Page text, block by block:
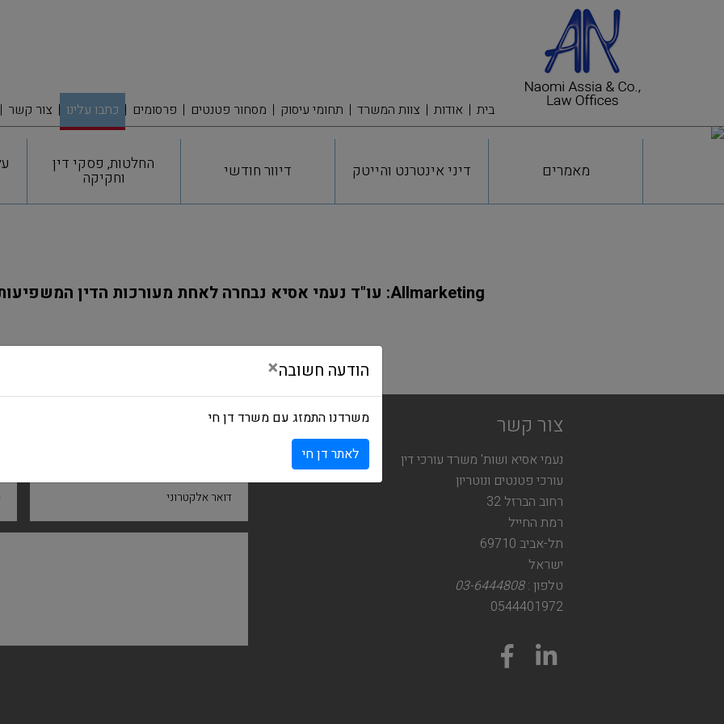
בית אודות צוות המשרד תחומי עיסוק מסחור פטנטים פרסומים כתבו עלינו צור קשר
מאמרים דיני אינטרנט והייטק דיוור חודשי החלטות, פסקי דין
וחקיקה
Allmarketing: עו"ד נעמי אסיא נבחרה לאחת מעורכות הדין המשפיעות בהיי טק
צור קשר
נעמי אסיא ושות' משרד עורכי דין
עורכי פטנטים ונוטריון
רחוב הברזל 32
רמת החייל
תל-אביב 69710
ישראל
טלפון :03-6444808
0544401972
דואר אלקטרוני
הודעה חשובה×
משרדנו התמזג עם משרד דן חי
לאתר דן חי